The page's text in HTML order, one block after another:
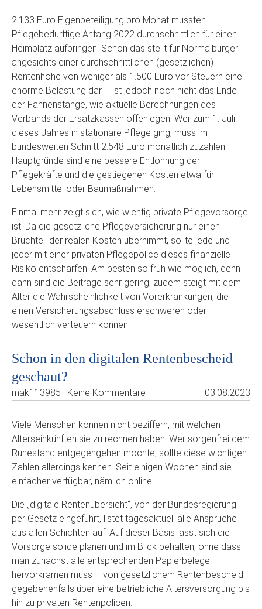
2.133 Euro Eigenbeteiligung pro Monat mussten
Pflegebedürftige Anfang 2022 durchschnittlich für einen
Heimplatz aufbringen. Schon das stellt für Normalbürger
angesichts einer durchschnittlichen (gesetzlichen)
Rentenhöhe von weniger als 1.500 Euro vor Steuern eine
enorme Belastung dar – ist jedoch noch nicht das Ende
der Fahnenstange, wie aktuelle Berechnungen des
Verbands der Ersatzkassen offenlegen. Wer zum 1. Juli
dieses Jahres in stationäre Pflege ging, muss im
bundesweiten Schnitt 2.548 Euro monatlich zuzahlen.
Hauptgründe sind eine bessere Entlohnung der
Pflegekräfte und die gestiegenen Kosten etwa für
Lebensmittel oder Baumaßnahmen.
Einmal mehr zeigt sich, wie wichtig private Pflegevorsorge
ist. Da die gesetzliche Pflegeversicherung nur einen
Bruchteil der realen Kosten übernimmt, sollte jede und
jeder mit einer privaten Pflegepolice dieses finanzielle
Risiko entschärfen. Am besten so früh wie möglich, denn
dann sind die Beiträge sehr gering; zudem steigt mit dem
Alter die Wahrscheinlichkeit von Vorerkrankungen, die
einen Versicherungsabschluss erschweren oder
wesentlich verteuern können.
Schon in den digitalen Rentenbescheid
geschaut?
mak113985 | Keine Kommentare 03.08.2023
Viele Menschen können nicht beziffern, mit welchen
Alterseinkünften sie zu rechnen haben. Wer sorgenfrei dem
Ruhestand entgegengehen möchte, sollte diese wichtigen
Zahlen allerdings kennen. Seit einigen Wochen sind sie
einfacher verfügbar, nämlich online.
Die „digitale Rentenübersicht“, von der Bundesregierung
per Gesetz eingeführt, listet tagesaktuell alle Ansprüche
aus allen Schichten auf. Auf dieser Basis lässt sich die
Vorsorge solide planen und im Blick behalten, ohne dass
man zunächst alle entsprechenden Papierbelege
hervorkramen muss – von gesetzlichem Rentenbescheid
gegebenenfalls über eine betriebliche Altersversorgung bis
hin zu privaten Rentenpolicen.